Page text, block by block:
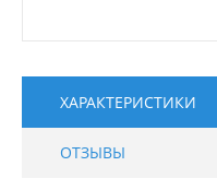
ХАРАКТЕРИСТИКИ
ОТЗЫВЫ